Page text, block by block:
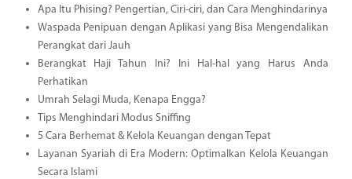
Apa Itu Phising? Pengertian, Ciri-ciri, dan Cara Menghindarinya
Waspada Penipuan dengan Aplikasi yang Bisa Mengendalikan
Perangkat dari Jauh
Berangkat Haji Tahun Ini? Ini Hal-hal yang Harus Anda
Perhatikan
Umrah Selagi Muda, Kenapa Engga?
Tips Menghindari Modus Sniffing
5 Cara Berhemat & Kelola Keuangan dengan Tepat
Layanan Syariah di Era Modern: Optimalkan Kelola Keuangan
Secara Islami